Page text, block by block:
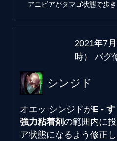
アニビアがタマゴ状態で歩き
2021年7
時） バグ
シンジド
オエッ シンジドがE -
強力粘着剤の範囲内に
ア状態になるよう修正